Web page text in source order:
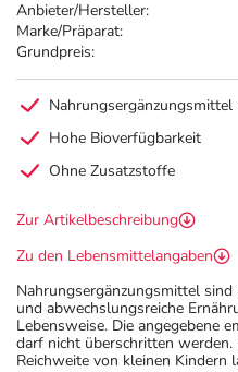
Anbieter/Hersteller:
Marke/Präparat:
Grundpreis:
Hohe Bioverfügbarkeit
Ohne Zusatzstoffe
Zur Artikelbeschreibung
Zu den Lebensmittelangaben
Nahrungsergänzungsmittel
und abwechslungsreiche
Lebensweise. Die angegebene
darf nicht überschritten
Reichweite von kleinen Kindern